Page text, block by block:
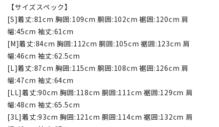
【サイズスペック】
[S]着丈:81cm 胸囲:109cm 胴囲:102cm 裾囲:120cm 肩
幅:45cm 袖丈:61cm
[M]着丈:84cm 胸囲:112cm 胴囲:105cm 裾囲:123cm 肩
幅:46cm 袖丈:62.5cm
[L]着丈:87cm 胸囲:115cm 胴囲:108cm 裾囲:126cm 肩
幅:47cm 袖丈:64cm
[LL]着丈:90cm 胸囲:118cm 胴囲:111cm 裾囲:129cm 肩
幅:48cm 袖丈:65.5cm
[3L]着丈:93cm 胸囲:121cm 胴囲:114cm 裾囲:132cm 肩